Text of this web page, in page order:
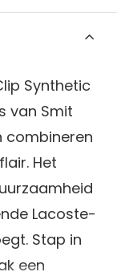
Synthetic
van Smit
combineren
Het
Lacoste-
Stap in
een